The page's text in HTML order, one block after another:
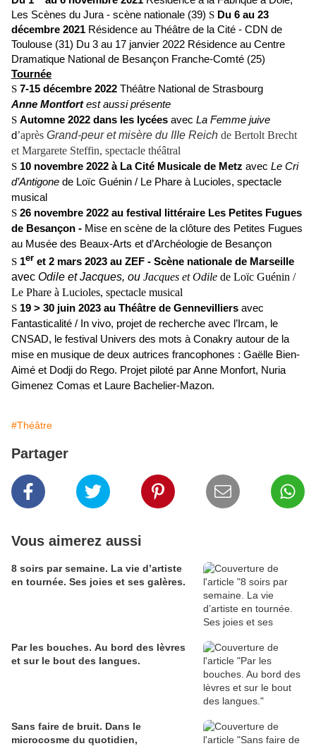
Les Scènes du Jura - scène nationale (39) S Du 6 au 23
décembre 2021 Résidence au Théâtre de la Cité - CDN de
Toulouse (31) Du 3 au 17 janvier 2022 Résidence au Centre
Dramatique National de Besançon Franche-Comté (25)
Tournée
S 7-15 décembre 2022 Théâtre National de Strasbourg
Anne Montfortest aussi présente
S Automne 2022 dans les lycées avec La Femme juive
d’après Grand-peur et misère du IIIe Reich de Bertolt Brecht
et Margarete Steffin, spectacle théâtral
S 10 novembre 2022 à La Cité Musicale de Metz avec Le Cri
d’Antigone de Loïc Guénin / Le Phare à Lucioles, spectacle
musical
S 26 novembre 2022 au festival littéraire Les Petites Fugues
de Besançon - Mise en scène de la clôture des Petites Fugues
au Musée des Beaux-Arts et d’Archéologie de Besançon
S 1er et 2 mars 2023 au ZEF - Scène nationale de Marseille
avec Odile et Jacques, ou Jacques et Odile de Loïc Guénin /
Le Phare à Lucioles, spectacle musical
S 19 > 30 juin 2023 au Théâtre de Gennevilliers avec
Fantasticalité / In vivo, projet de recherche avec l’Ircam, le
CNSAD, le festival Univers des mots à Conakry autour de la
mise en musique de deux autrices francophones : Gaëlle Bien-
Aimé et Dodji do Rego. Projet piloté par Anne Monfort, Nuria
Gimenez Comas et Laure Bachelier-Mazon.
#Théâtre
Partager
Vous aimerez aussi
8 soirs par semaine. La vie d’artiste
en tournée. Ses joies et ses galères.
Par les bouches. Au bord des lèvres
et sur le bout des langues.
Sans faire de bruit. Dans le
microcosme du quotidien,